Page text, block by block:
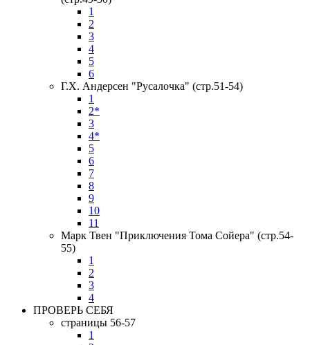
1
2
3
4
5
6
Г.Х. Андерсен "Русалочка" (стр.51-54)
1
2*
3
4*
5
6
7
8
9
10
11
Марк Твен "Приключения Тома Сойера" (стр.54-
55)
1
2
3
4
ПРОВЕРЬ СЕБЯ
страницы 56-57
1